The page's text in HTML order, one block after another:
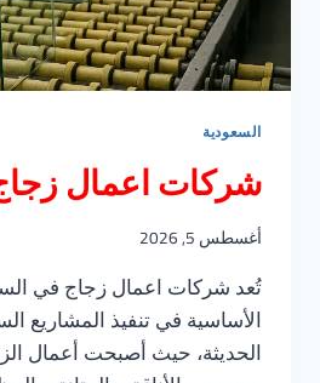
السعودية
شركات اعمال
أغسطس 5, 2026
تُعد شركات اعمال زجاج في
الأساسية في تنفيذ المشاريع
الحديثة، حيث أصبحت أعمال